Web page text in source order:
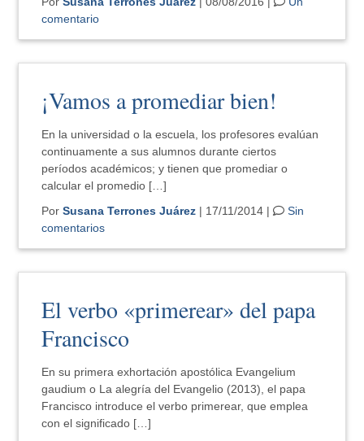
comentario
¡Vamos a promediar bien!
En la universidad o la escuela, los profesores evalúan
continuamente a sus alumnos durante ciertos
períodos académicos; y tienen que promediar o
calcular el promedio […]
PorSusana Terrones Juárez | 17/11/2014 |
Sin
comentarios
El verbo «primerear» del papa
Francisco
En su primera exhortación apostólica Evangelium
gaudium o La alegría del Evangelio (2013), el papa
Francisco introduce el verbo primerear, que emplea
con el significado […]